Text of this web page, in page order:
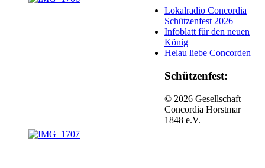
Lokalradio Concordia
Schützenfest 2026
Infoblatt für den neuen
König
Helau liebe Concorden
Schützenfest:
© 2026 Gesellschaft
Concordia Horstmar
1848 e.V.